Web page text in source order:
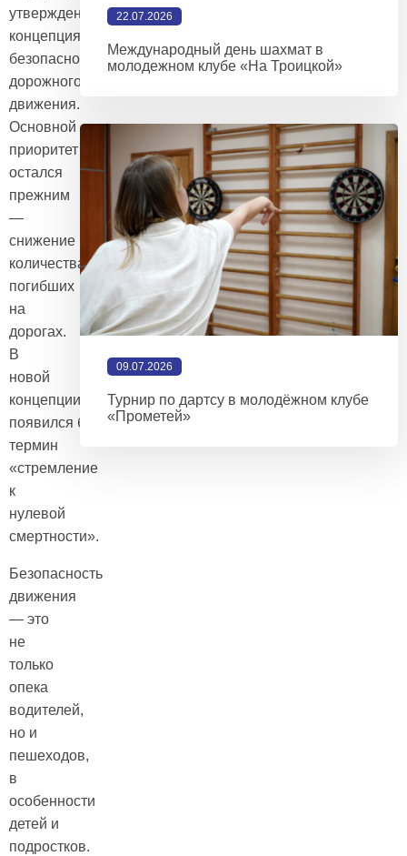
утверждена
концепция
безопасности
дорожного
движения.
Основной
приоритет
остался
прежним
—
снижение
количества
погибших
на
дорогах.
В
новой
концепции
появился бескомпромиссный
термин
«стремление
к
нулевой
смертности».
Безопасность
движения
— это
не
только
опека
водителей,
но и
пешеходов,
в
особенности
детей и
подростков.
22.07.2026
Международный день шахмат в
молодежном клубе «На Троицкой»
09.07.2026
Турнир по дартсу в молодёжном клубе
«Прометей»